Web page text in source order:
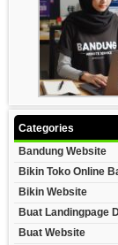
Categories
Bandung Website
Bikin Toko Online
Bikin Website
Buat Landingpage
Buat Website